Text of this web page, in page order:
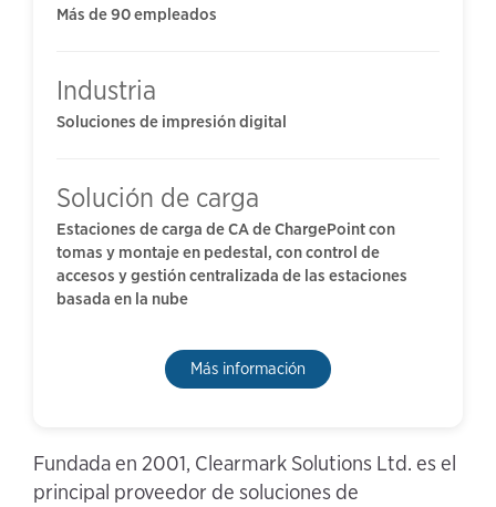
Más de 90 empleados
Industria
Soluciones de impresión digital
Solución de carga
Estaciones de carga de CA de ChargePoint con
tomas y montaje en pedestal, con control de
accesos y gestión centralizada de las estaciones
basada en la nube
Más información
Fundada en 2001, Clearmark Solutions Ltd. es el
principal proveedor de soluciones de